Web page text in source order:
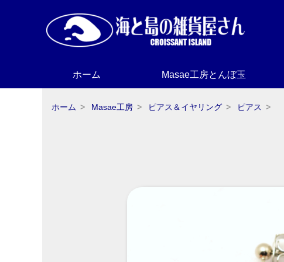
ホーム Masae工房とんぼ玉
ホーム Masae工房 ピアス＆イヤリング ピアス